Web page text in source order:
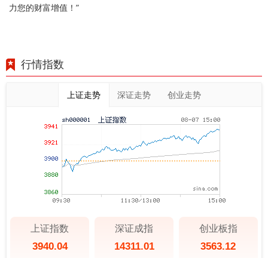
力您的财富增值！”
行情指数
上证走势 深证走势 创业走势
上证指数
3940.04
深证成指
14311.01
创业板指
3563.12